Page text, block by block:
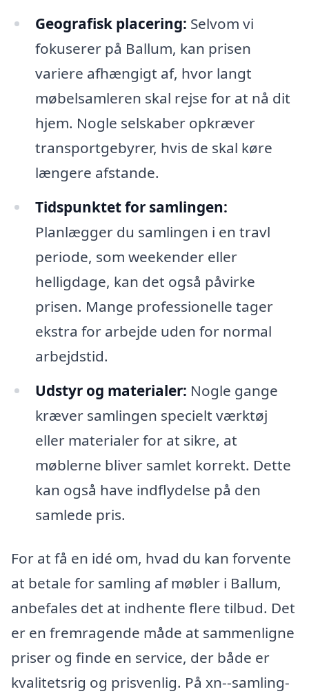
Geografisk placering: Selvom vi
fokuserer på Ballum, kan prisen
variere afhængigt af, hvor langt
møbelsamleren skal rejse for at nå dit
hjem. Nogle selskaber opkræver
transportgebyrer, hvis de skal køre
længere afstande.
Tidspunktet for samlingen:
Planlægger du samlingen i en travl
periode, som weekender eller
helligdage, kan det også påvirke
prisen. Mange professionelle tager
ekstra for arbejde uden for normal
arbejdstid.
Udstyr og materialer: Nogle gange
kræver samlingen specielt værktøj
eller materialer for at sikre, at
møblerne bliver samlet korrekt. Dette
kan også have indflydelse på den
samlede pris.
For at få en idé om, hvad du kan forvente
at betale for samling af møbler i Ballum,
anbefales det at indhente flere tilbud. Det
er en fremragende måde at sammenligne
priser og finde en service, der både er
kvalitetsrig og prisvenlig. På xn--samling-